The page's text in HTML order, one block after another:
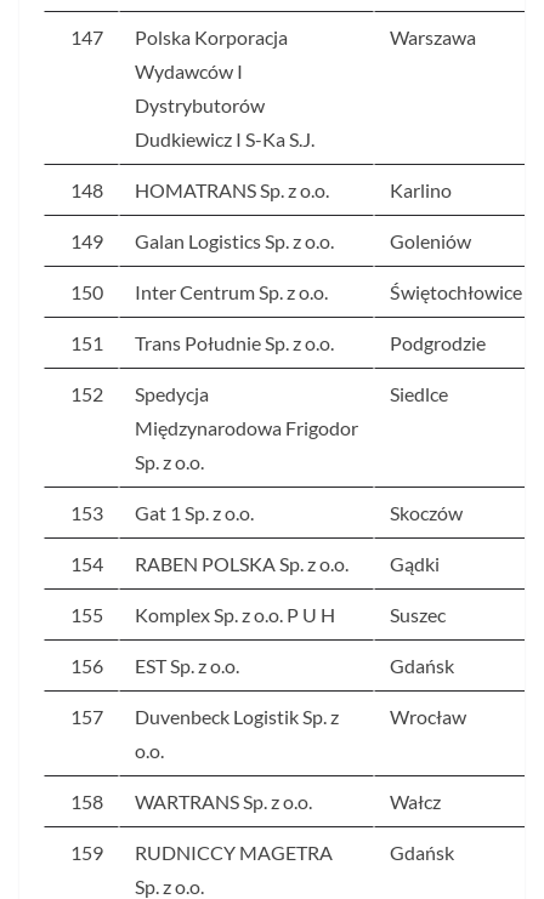
147
Polska Korporacja
Wydawców I
Dystrybutorów
Dudkiewicz I S-Ka S.J.
Warszawa
148 HOMATRANS Sp. z o.o. Karlino
149 Galan Logistics Sp. z o.o. Goleniów
150 Inter Centrum Sp. z o.o. Świętochłowice
151 Trans Południe Sp. z o.o. Podgrodzie
152
Spedycja
Międzynarodowa Frigodor
Sp. z o.o.
Siedlce
153 Gat 1 Sp. z o.o. Skoczów
154 RABEN POLSKA Sp. z o.o. Gądki
155 Komplex Sp. z o.o. P U H Suszec
156 EST Sp. z o.o. Gdańsk
157
Duvenbeck Logistik Sp. z
o.o.
Wrocław
158 WARTRANS Sp. z o.o. Wałcz
159
RUDNICCY MAGETRA
Sp. z o.o.
Gdańsk